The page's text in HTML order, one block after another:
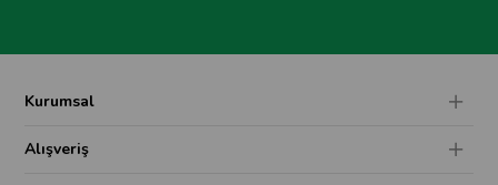
Kurumsal
Alışveriş